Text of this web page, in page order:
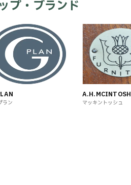
プ・ブランド
ラン
A.H.MCINTOSH
マッキントッシュ